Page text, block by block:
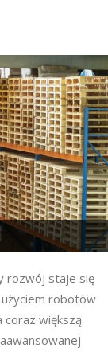
rozwój staje się
robotów
większą